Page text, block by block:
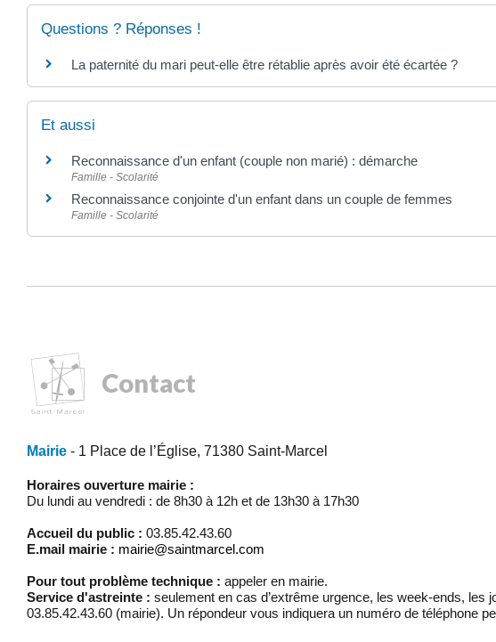
Questions ? Réponses !
La paternité du mari peut-elle être rétablie après avoir été écartée ?
Et aussi
Reconnaissance d'un enfant (couple non marié) : démarche
Famille - Scolarité
Reconnaissance conjointe d'un enfant dans un couple de femmes
Famille - Scolarité
Contact
Mairie - 1 Place de l’Église, 71380 Saint-Marcel
Horaires ouverture mairie :
Du lundi au vendredi : de 8h30 à 12h et de 13h30 à 17h30
Accueil du public : 03.85.42.43.60
E.mail mairie : mairie@saintmarcel.com
Pour tout problème technique : appeler en mairie.
Service d'astreinte : seulement en cas d’extrême urgence, les week-ends,
03.85.42.43.60 (mairie). Un répondeur vous indiquera un numéro de téléphone